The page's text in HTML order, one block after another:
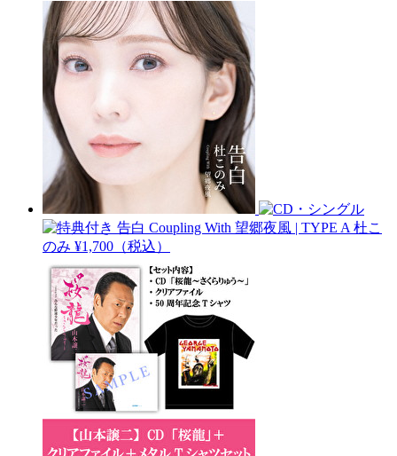
告白 Coupling With 望郷夜風 | TYPE A 杜こ
のみ ¥1,700（税込）